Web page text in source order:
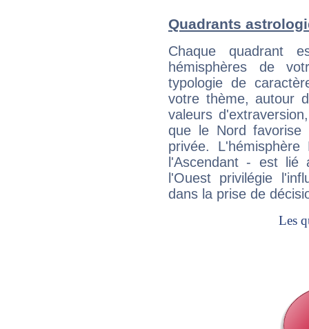
Quadrants
Chaque quadrant
hémisphères de
typologie de
votre thème, autour
valeurs
que le Nord favorise
privée.
l'Ascendant - est
l'Ouest privilégie
dans la prise de